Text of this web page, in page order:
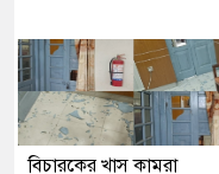
বিচারকের খাস কামরা